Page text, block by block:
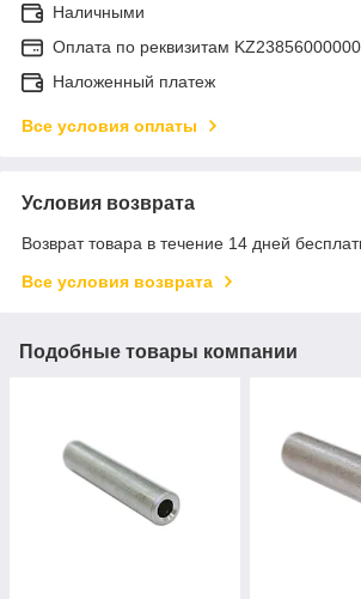
Наличными
Оплата по реквизитам
Наложенный платеж
Все условия оплаты
Условия возврата
Возврат товара в течение 14 дней
Все условия возврата
Подобные товары компании